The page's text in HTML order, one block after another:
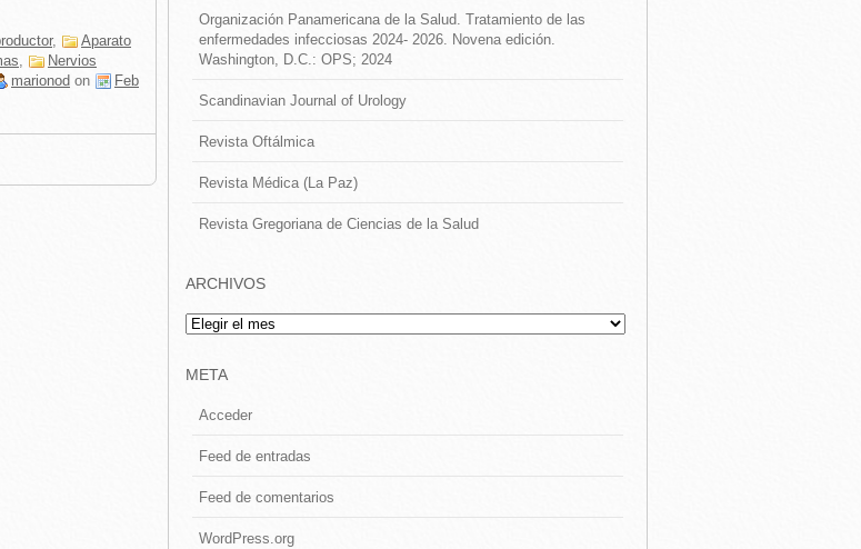
,
Aparato
,
Nervios
marionod on
Feb
Organización Panamericana de la Salud. Tratamiento de las
enfermedades infecciosas 2024- 2026. Novena edición.
Washington, D.C.: OPS; 2024
Scandinavian Journal of Urology
Revista Oftálmica
Revista Médica (La Paz)
Revista Gregoriana de Ciencias de la Salud
ARCHIVOS
Archivos
META
Acceder
Feed de entradas
Feed de comentarios
WordPress.org